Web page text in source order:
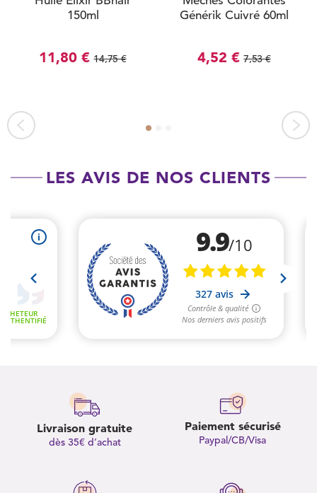
150ml
11,80 € 14,75 €
Générik Cuivré 60ml
4,52 € 7,53 €
LES AVIS DE NOS CLIENTS
Livraison gratuite
dès 35€ d’achat
Paiement sécurisé
Paypal/CB/Visa